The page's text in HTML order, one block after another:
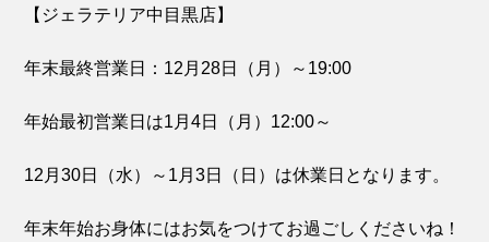
【ジェラテリア中目黒店】
年末最終営業日： 12月28日（月）～19:00
年始最初営業日は1月4日（月）12:00～
12月30日（水）～1月3日（日） は休業日となります。
年末年始お身体にはお気をつけてお過ごしくださいね！